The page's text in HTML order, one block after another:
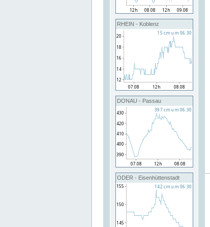
RHEIN - Koblenz
DONAU - Passau
ODER - Eisenhüttenstadt